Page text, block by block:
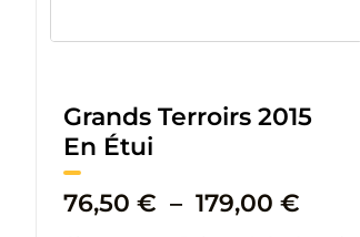
Grands Terroirs 2015
En Étui
76,50 € – 179,00 €Plage